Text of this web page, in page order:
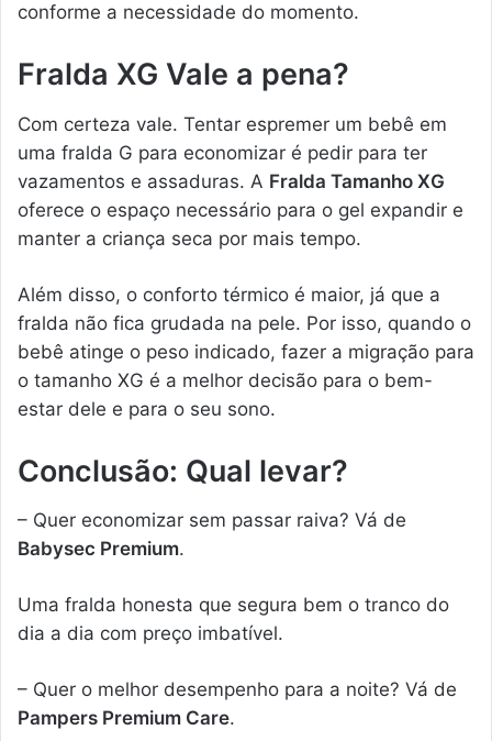
conforme a necessidade do momento.
Fralda XG Vale a pena?
Com certeza vale. Tentar espremer um bebê em
uma fralda G para economizar é pedir para ter
vazamentos e assaduras. A Fralda Tamanho XG
oferece o espaço necessário para o gel expandir e
manter a criança seca por mais tempo.
Além disso, o conforto térmico é maior, já que a
fralda não fica grudada na pele. Por isso, quando o
bebê atinge o peso indicado, fazer a migração para
o tamanho XG é a melhor decisão para o bem-
estar dele e para o seu sono.
Conclusão: Qual levar?
– Quer economizar sem passar raiva? Vá de
Babysec Premium.
Uma fralda honesta que segura bem o tranco do
dia a dia com preço imbatível.
– Quer o melhor desempenho para a noite? Vá de
Pampers Premium Care.